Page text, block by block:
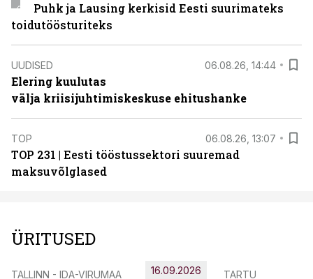
Puhk ja Lausing kerkisid Eesti suurimateks
toidutöösturiteks
UUDISED 06.08.26, 14:44
Elering kuulutas
välja kriisijuhtimiskeskuse ehitushanke
TOP 06.08.26, 13:07
TOP 231 | Eesti tööstussektori suuremad
maksuvõlglased
ÜRITUSED
TALLINN - IDA-VIRUMAA 16.09.2026 TARTU